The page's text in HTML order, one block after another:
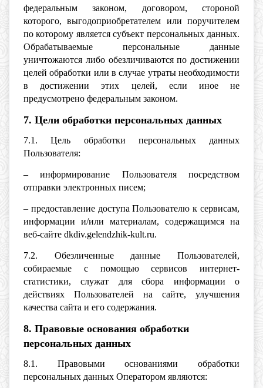
федеральным законом, договором, стороной
которого, выгодоприобретателем или поручителем
по которому является субъект персональных данных.
Обрабатываемые персональные данные
уничтожаются либо обезличиваются по достижении
целей обработки или в случае утраты необходимости
в достижении этих целей, если иное не
предусмотрено федеральным законом.
7. Цели обработки персональных данных
7.1. Цель обработки персональных данных
Пользователя:
– информирование Пользователя посредством
отправки электронных писем;
– предоставление доступа Пользователю к сервисам,
информации и/или материалам, содержащимся на
веб-сайте dkdiv.gelendzhik-kult.ru.
7.2. Обезличенные данные Пользователей,
собираемые с помощью сервисов интернет-
статистики, служат для сбора информации о
действиях Пользователей на сайте, улучшения
качества сайта и его содержания.
8. Правовые основания обработки
персональных данных
8.1. Правовыми основаниями обработки
персональных данных Оператором являются: